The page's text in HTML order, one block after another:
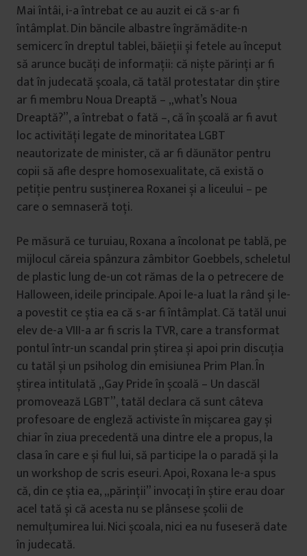
Mai întâi, i-a întrebat ce au auzit ei că s-ar fi
întâmplat. Din băncile albastre îngrămădite-n
semicerc în dreptul tablei, băieții și fetele au început
să arunce bucăți de informații: că niște părinți ar fi
dat în judecată școala, că tatăl protestatar din știre
ar fi membru Noua Dreaptă – „what’s Noua
Dreaptă?”, a întrebat o fată –, că în școală ar fi avut
loc activități legate de minoritatea LGBT
neautorizate de minister, că ar fi dăunător pentru
copii să afle despre homosexualitate, că există o
petiție pentru susținerea Roxanei și a liceului – pe
care o semnaseră toți.
Pe măsură ce turuiau, Roxana a încolonat pe tablă, pe
mijlocul căreia spânzura zâmbitor Goebbels, scheletul
de plastic lung de-un cot rămas de la o petrecere de
Halloween, ideile principale. Apoi le-a luat la rând și le-
a povestit ce știa ea că s-ar fi întâmplat. Că tatăl unui
elev de-a VIII-a ar fi scris la TVR, care a transformat
pontul într-un scandal prin știrea și apoi prin discuția
cu tatăl și un psiholog din emisiunea Prim Plan. În
știrea intitulată „Gay Pride în școală – Un dascăl
promovează LGBT”, tatăl declara că sunt câteva
profesoare de engleză activiste în mișcarea gay și
chiar în ziua precedentă una dintre ele a propus, la
clasa în care e și fiul lui, să participe la o paradă și la
un workshop de scris eseuri. Apoi, Roxana le-a spus
că, din ce știa ea, „părinții” invocați în știre erau doar
acel tată și că acesta nu se plânsese școlii de
nemulțumirea lui. Nici școala, nici ea nu fuseseră date
în judecată.